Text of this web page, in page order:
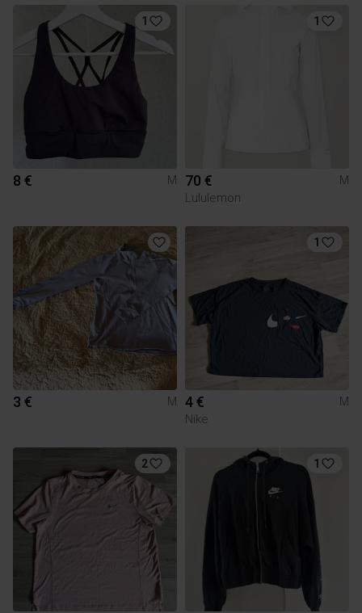
1
8 € M
1
70 €
M
Lululemon
3 € M
1
4 €
M
Nike
2 1